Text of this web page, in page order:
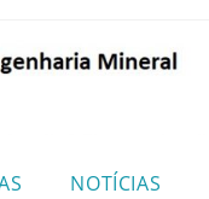
NOTÍCIAS